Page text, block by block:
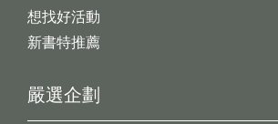
想找好活動
新書特推薦
嚴選企劃